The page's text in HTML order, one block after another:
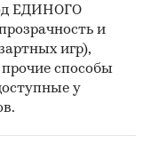
Таможенной
ЕДИНОГО
и
игр),
способы
у